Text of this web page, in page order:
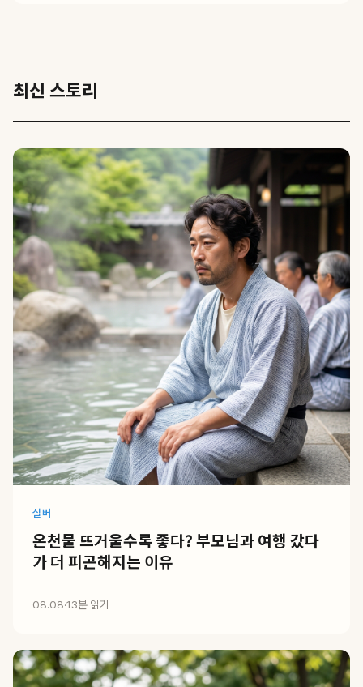
최신 스토리
실버
온천물 뜨거울수록 좋다? 부모님과 여행 갔다
가 더 피곤해지는 이유
08.08·13분 읽기